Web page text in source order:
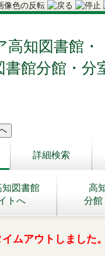
知図書館・
書館分館・分
詳細検索
知図書館
トへ
高
分館
ムアウトしました。